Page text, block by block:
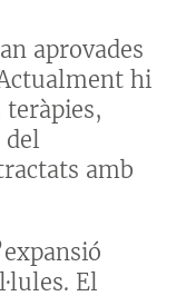
aprovades
hi
teràpies,
del
amb
El